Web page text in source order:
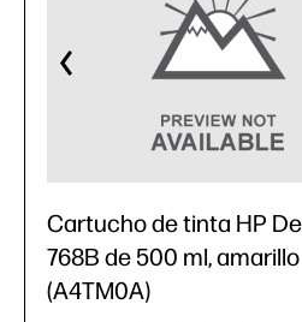
Cartucho de tinta HP
768B de 500 ml, amarillo
(A4TM0A)